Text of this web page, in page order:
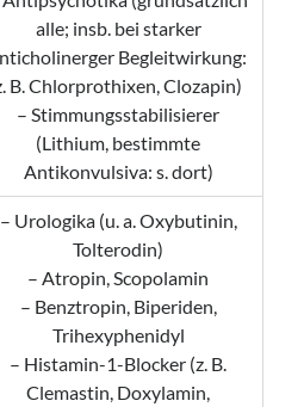
alle; insb. bei starker
Begleitwirkung:
B. Chlorprothixen, Clozapin)
– Stimmungsstabilisierer
(Lithium, bestimmte
Antikonvulsiva: s. dort)
– Urologika (u. a. Oxybutinin,
Tolterodin)
– Atropin, Scopolamin
– Benztropin, Biperiden,
Trihexyphenidyl
– Histamin-1-Blocker (z. B.
Clemastin, Doxylamin,